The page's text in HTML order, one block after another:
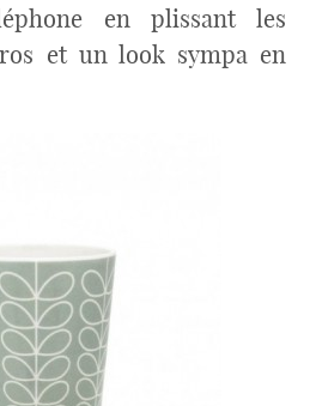
en plissant les
et un look sympa en